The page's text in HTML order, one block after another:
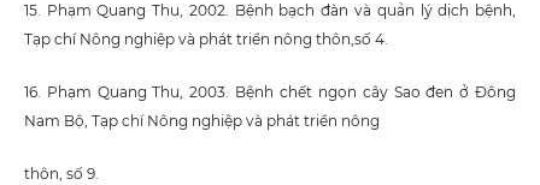
15. Phạm Quang Thu, 2002. Bệnh bạch đàn và quản lý dịch bệnh,
Tạp chí Nông nghiệp và phát triển nông thôn,số 4.
16. Phạm Quang Thu, 2003. Bệnh chết ngọn cây Sao đen ở Đông
Nam Bộ, Tạp chí Nông nghiệp và phát triển nông
thôn, số 9.